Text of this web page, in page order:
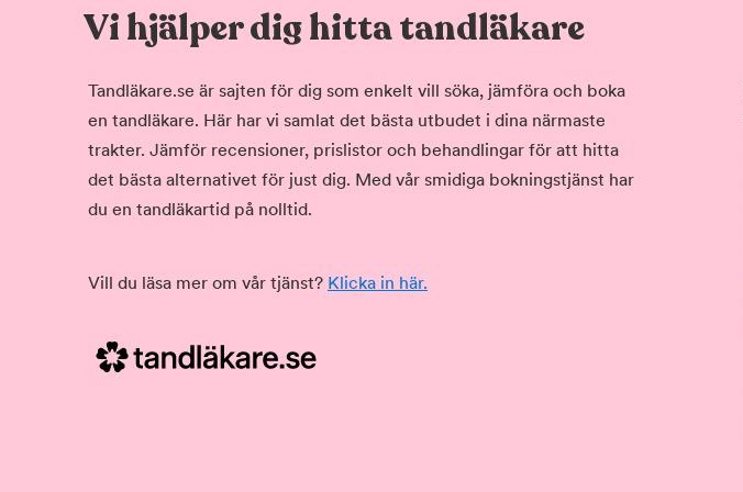
Vi hjälper dig hitta tandläkare
Tandläkare.se är sajten för dig som enkelt vill söka, jämföra och boka
en tandläkare. Här har vi samlat det bästa utbudet i dina närmaste
trakter. Jämför recensioner, prislistor och behandlingar för att hitta
det bästa alternativet för just dig. Med vår smidiga bokningstjänst har
du en tandläkartid på nolltid.
Vill du läsa mer om vår tjänst? Klicka in här.